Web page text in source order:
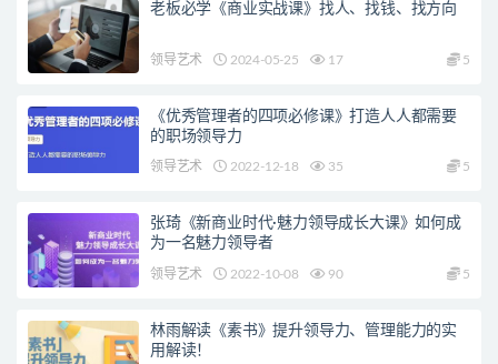
老板必学《商业实战课》找人、找钱、找方向
领导艺术 2024-05-25 17 5
《优秀管理者的四项必修课》打造人人都需要
的职场领导力
领导艺术 2022-12-18 35 5
张琦《新商业时代·魅力领导成长大课》如何成
为一名魅力领导者
领导艺术 2022-10-08 90 5
林雨解读《素书》提升领导力、管理能力的实
用解读！